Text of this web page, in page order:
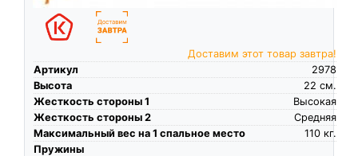
Доставим этот товар завтра!
Артикул
2978
Высота
см.
22
Жесткость стороны 1
Высокая
Жесткость стороны 2
Средняя
Максимальный вес на 1 спальное место
кг.
110
Пружины